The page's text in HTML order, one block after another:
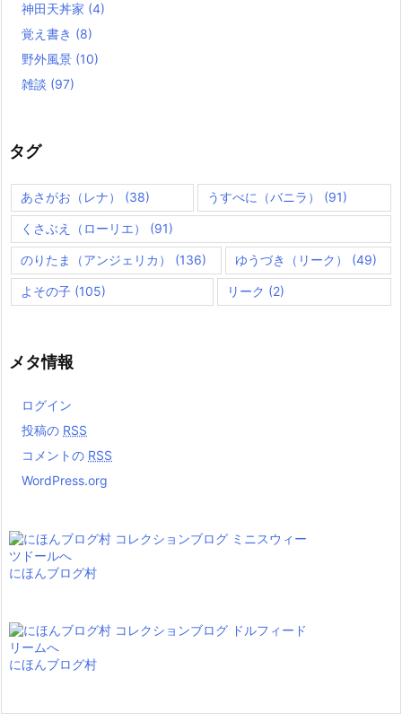
神田天丼家 (4)
覚え書き (8)
野外風景 (10)
雑談 (97)
タグ
あさがお（レナ） (38) うすべに（バニラ） (91)
くさぶえ（ローリエ） (91)
のりたま（アンジェリカ） (136) ゆうづき（リーク） (49)
よその子 (105) リーク (2)
メタ情報
ログイン
投稿の RSS
コメントの RSS
WordPress.org
にほんブログ村
にほんブログ村